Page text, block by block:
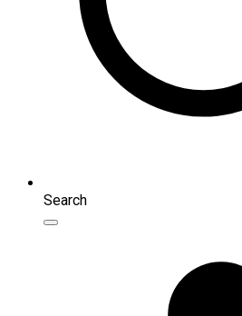
Search